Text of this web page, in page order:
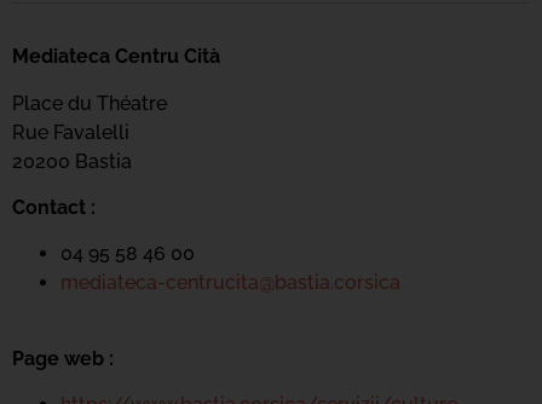
Mediateca Centru Cità
Place du Théatre
Rue Favalelli
20200 Bastia
Contact :
04 95 58 46 00
mediateca-centrucita@bastia.corsica
Page web :